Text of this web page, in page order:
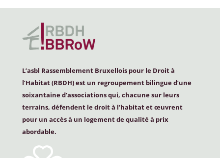
L’asbl Rassemblement Bruxellois pour le Droit à
l’Habitat (RBDH) est un regroupement bilingue d’une
soixantaine d’associations qui, chacune sur leurs
terrains, défendent le droit à l’habitat et œuvrent
pour un accès à un logement de qualité à prix
abordable.